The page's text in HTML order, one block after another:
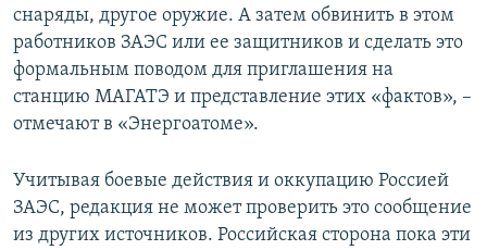
снаряды, другое оружие. А затем обвинить в этом
работников ЗАЭС или ее защитников и сделать это
формальным поводом для приглашения на
станцию МАГАТЭ и представление этих «фактов», –
отмечают в «Энергоатоме».
Учитывая боевые действия и оккупацию Россией
ЗАЭС, редакция не может проверить это сообщение
из других источников. Российская сторона пока эти